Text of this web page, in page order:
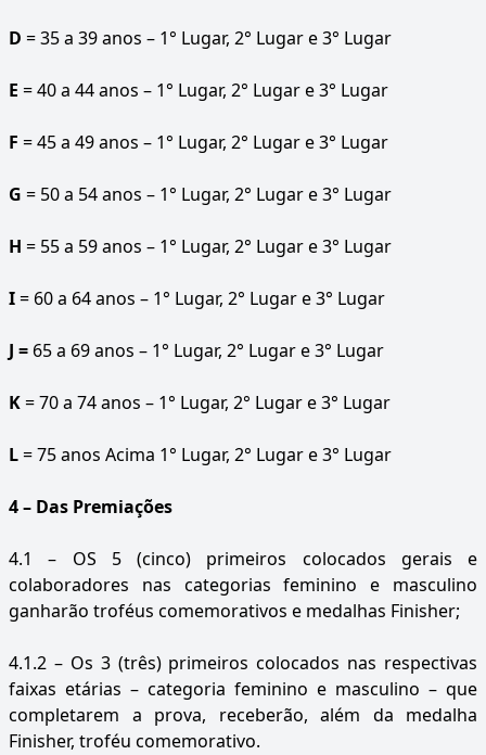
D = 35 a 39 anos – 1° Lugar, 2° Lugar e 3° Lugar
E = 40 a 44 anos – 1° Lugar, 2° Lugar e 3° Lugar
F = 45 a 49 anos – 1° Lugar, 2° Lugar e 3° Lugar
G = 50 a 54 anos – 1° Lugar, 2° Lugar e 3° Lugar
H = 55 a 59 anos – 1° Lugar, 2° Lugar e 3° Lugar
I= 60 a 64 anos – 1° Lugar, 2° Lugar e 3° Lugar
J = 65 a 69 anos – 1° Lugar, 2° Lugar e 3° Lugar
K= 70 a 74 anos – 1° Lugar, 2° Lugar e 3° Lugar
L= 75 anos Acima 1° Lugar, 2° Lugar e 3° Lugar
4 – Das Premiações
4.1 – OS 5 (cinco) primeiros colocados gerais e
colaboradores nas categorias feminino e masculino
ganharão troféus comemorativos e medalhas Finisher;
4.1.2 – Os 3 (três) primeiros colocados nas respectivas
faixas etárias – categoria feminino e masculino – que
completarem a prova, receberão, além da medalha
Finisher, troféu comemorativo.